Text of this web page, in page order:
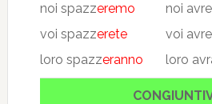
noi spazzeremo
voi spazzerete
loro spazzeranno
noi
voi
loro